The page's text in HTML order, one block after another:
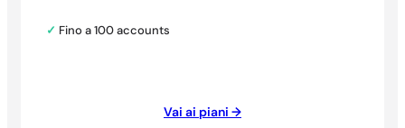
✓ Fino a 100 accounts
Vai ai piani →